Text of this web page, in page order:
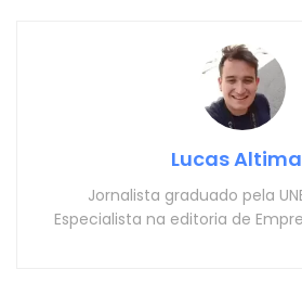
Lucas
Jornalista graduado pela
Especialista na editoria de